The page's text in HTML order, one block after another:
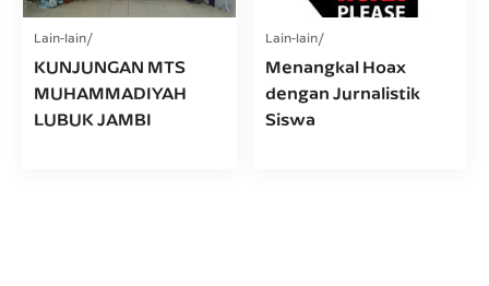
Lain-lain
KUNJUNGAN MTS
MUHAMMADIYAH
LUBUK JAMBI
Lain-lain
Menangkal Hoax
dengan Jurnalistik
Siswa